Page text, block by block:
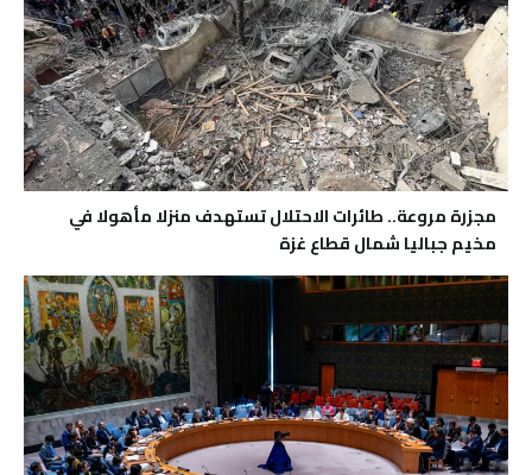
مجزرة مروعة.. طائرات الاحتلال تستهدف منزلا مأهولا في
مخيم جباليا شمال قطاع غزة